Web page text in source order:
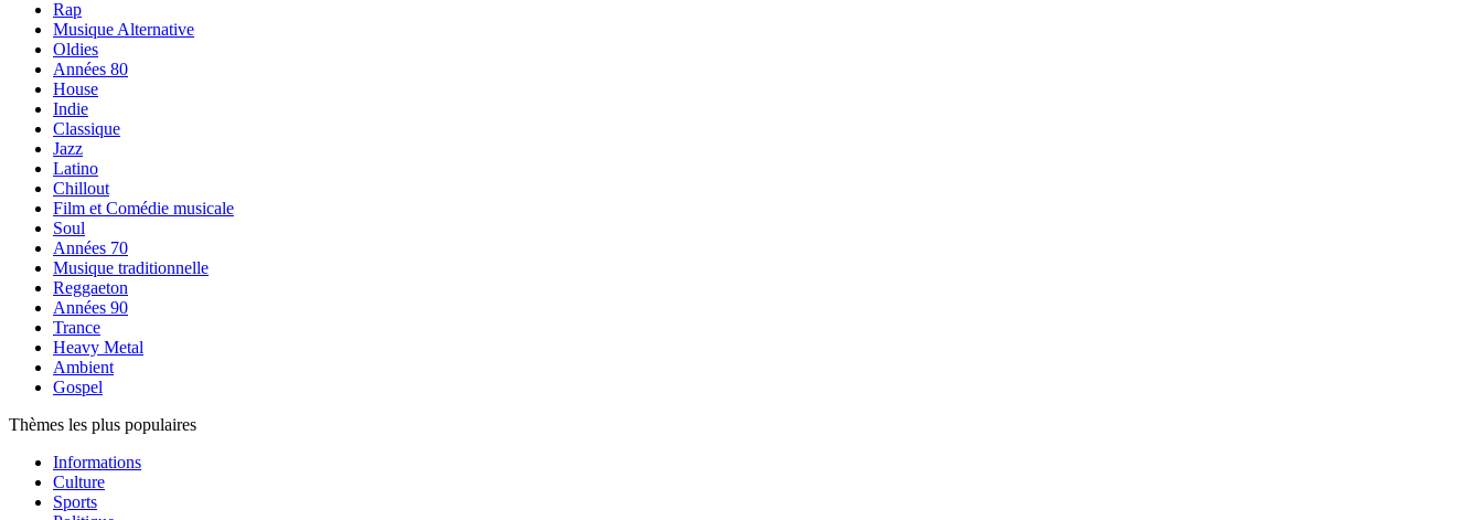
Rap
Musique Alternative
Oldies
Années 80
House
Indie
Classique
Jazz
Latino
Chillout
Film et Comédie musicale
Soul
Années 70
Musique traditionnelle
Reggaeton
Années 90
Trance
Heavy Metal
Ambient
Gospel
Thèmes les plus populaires
Informations
Culture
Sports